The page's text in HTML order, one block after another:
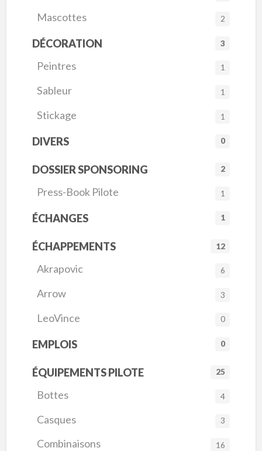
Mascottes 2
DÉCORATION 3
Peintres 1
Sableur 1
Stickage 1
DIVERS 0
DOSSIER SPONSORING 2
Press-Book Pilote 1
ÉCHANGES 1
ÉCHAPPEMENTS 12
Akrapovic 6
Arrow 3
LeoVince 0
EMPLOIS 0
ÉQUIPEMENTS PILOTE 25
Bottes 4
Casques 3
Combinaisons 16